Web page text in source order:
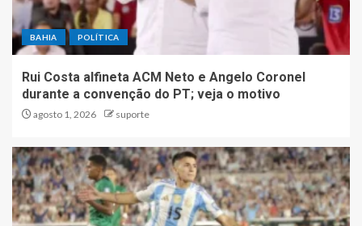
BAHIA POLÍTICA
Rui Costa alfineta ACM Neto e Angelo Coronel
durante a convenção do PT; veja o motivo
agosto 1, 2026 suporte